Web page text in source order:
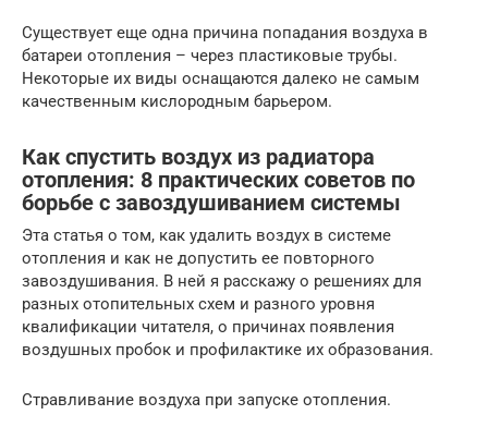
Существует еще одна причина попадания воздуха в
батареи отопления – через пластиковые трубы.
Некоторые их виды оснащаются далеко не самым
качественным кислородным барьером.
Как спустить воздух из радиатора
отопления: 8 практических советов по
борьбе с завоздушиванием системы
Эта статья о том, как удалить воздух в системе
отопления и как не допустить ее повторного
завоздушивания. В ней я расскажу о решениях для
разных отопительных схем и разного уровня
квалификации читателя, о причинах появления
воздушных пробок и профилактике их образования.
Стравливание воздуха при запуске отопления.